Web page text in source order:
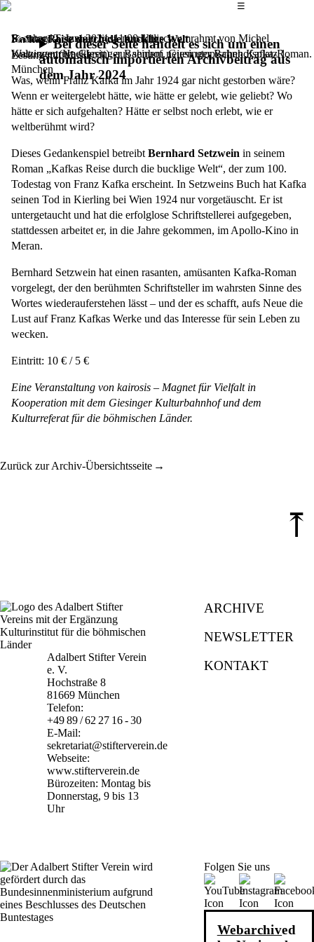
Das
☰
Bei dieser Seite handelt es sich um einen
automatisch importierten Archivbeitrag aus
dem Jahr 2024
Kafkas Reise durch die bucklige Welt
Lesung mit Musik
Bernhard Setzwein liest, musikalisch umrahmt von Michel
Watzinger (Hackbrett), aus seinem neuen utopischen Kafka-Roman.
Was, wenn Franz Kafka im Jahr 1924 gar nicht gestorben wäre?
Wenn er weitergelebt hätte, wie hätte er gelebt, wie geliebt? Wo
hätte er sich aufgehalten? Hätte er selbst noch erlebt, wie er
weltberühmt wird?
Dieses Gedankenspiel betreibt Bernhard Setzwein in seinem
Roman „Kafkas Reise durch die bucklige Welt“, der zum 100.
Todestag von Franz Kafka erscheint. In Setzweins Buch hat Kafka
seinen Tod in Kierling bei Wien 1924 nur vorgetäuscht. Er ist
untergetaucht und hat die erfolglose Schriftstellerei aufgegeben,
stattdessen arbeitet er, in die Jahre gekommen, im Apollo-Kino in
Meran.
Bernhard Setzwein hat einen rasanten, amüsanten Kafka-Roman
vorgelegt, der den berühmten Schriftsteller im wahrsten Sinne des
Wortes wiederauferstehen lässt – und der es schafft, aufs Neue die
Lust auf Franz Kafkas Werke und das Interesse für sein Leben zu
wecken.
Eintritt: 10 € / 5 €
Eine Veranstaltung von kairosis – Magnet für Vielfalt in
Kooperation mit dem Giesinger Kulturbahnhof und dem
Kulturreferat für die böhmischen Länder.
Sonntag, 2. Juni 2024,11.00 Uhr
Kulturzentrum Giesinger Bahnhof, Giesinger Bahnhofsplatz 1,
München
Zurück zur Archiv-Übersichtsseite
⤒
Adalbert Stifter Verein
e. V.
Hochstraße 8
81669 München
Telefon:
+49 89 / 62 27 16 - 30
E-Mail:
sekretariat@stifterverein.de
Webseite:
www.stifterverein.de
Bürozeiten: Montag bis
Donnerstag, 9 bis 13
Uhr
ARCHIVE
NEWSLETTER
KONTAKT
Folgen Sie uns
Webarchived